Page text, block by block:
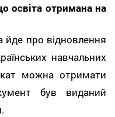
освіта отримана на
про відновлення
навчальних
можна отримати
був виданий